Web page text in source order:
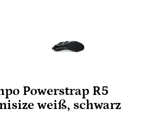
Powerstrap R5
weiß, schwarz